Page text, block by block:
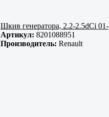
Шкив генератора, 2.2-2.5dCi 01-
Артикул: 8201088951
Производитель: Renault